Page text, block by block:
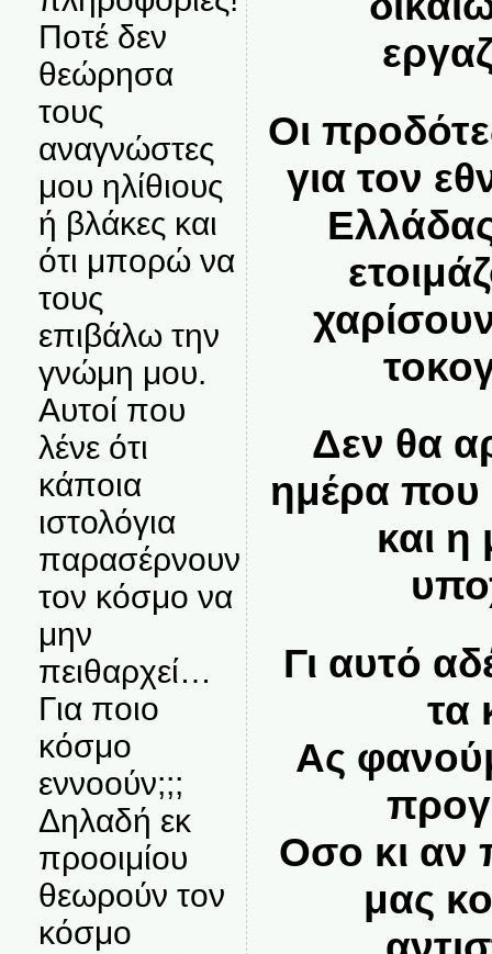
Ποτέ δεν
θεώρησα
τους
αναγνώστες
μου ηλίθιους
ή βλάκες και
ότι μπορώ να
τους
επιβάλω την
γνώμη μου.
Αυτοί που
λένε ότι
κάποια
ιστολόγια
παρασέρνουν
τον κόσμο να
μην
πειθαρχεί…
Για ποιο
κόσμο
εννοούν;;;
Δηλαδή εκ
προοιμίου
θεωρούν τον
κόσμο
Οι
για τον
Δεν θα
ημέρα που
και η
Γι αυτό
τα
Ας
Οσο κι αν
μας